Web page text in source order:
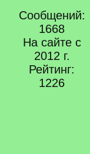
Сообщений:
1668
На сайте с
2012 г.
Рейтинг:
1226